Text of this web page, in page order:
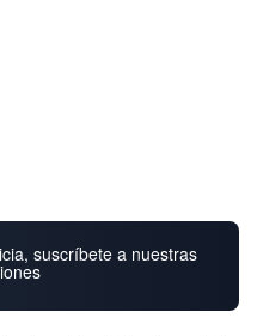
suscríbete a nuestras